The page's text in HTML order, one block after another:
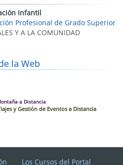
Infantil
Profesional de Grado Superior
Y A LA COMUNIDAD
la Web
a Distancia
y Gestión de Eventos a Distancia
Los Cursos del Portal